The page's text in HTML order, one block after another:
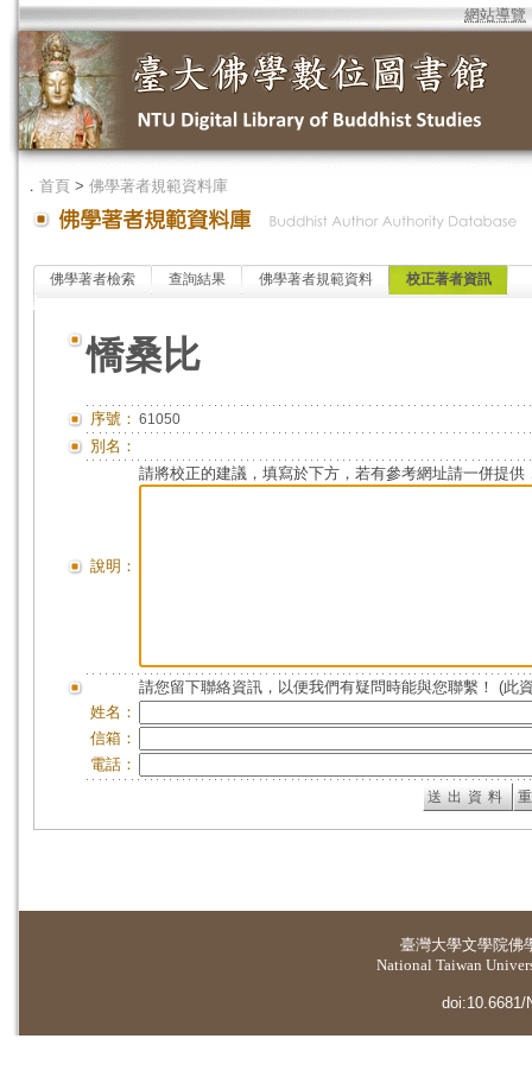
網站導覽
． 首頁 > 佛學著者規範資料庫
佛學著者檢索 查詢結果 佛學著者規範資料 校正著者資訊
憍桑比
序號： 61050
別名：
說明：
請將校正的建議，填寫於下方，若有參考網址請一併提供
請您留下聯絡資訊，以便我們有疑問時能與您聯繫！ (此
姓名：
信箱：
電話：
臺灣大學文學院佛
National Taiwan
doi:10.6681/